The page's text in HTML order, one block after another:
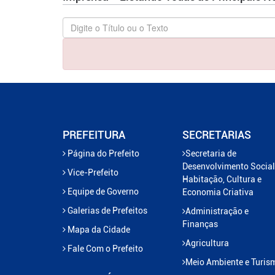
PREFEITURA
Página do Prefeito
Vice-Prefeito
Equipe de Governo
Galerias de Prefeitos
Mapa da Cidade
Fale Com o Prefeito
SECRETARIAS
Secretaria de
Desenvolvimento
Habitação, Cultura e
Economia Criativa
Administração e
Finanças
Agricultura
Meio Ambiente e